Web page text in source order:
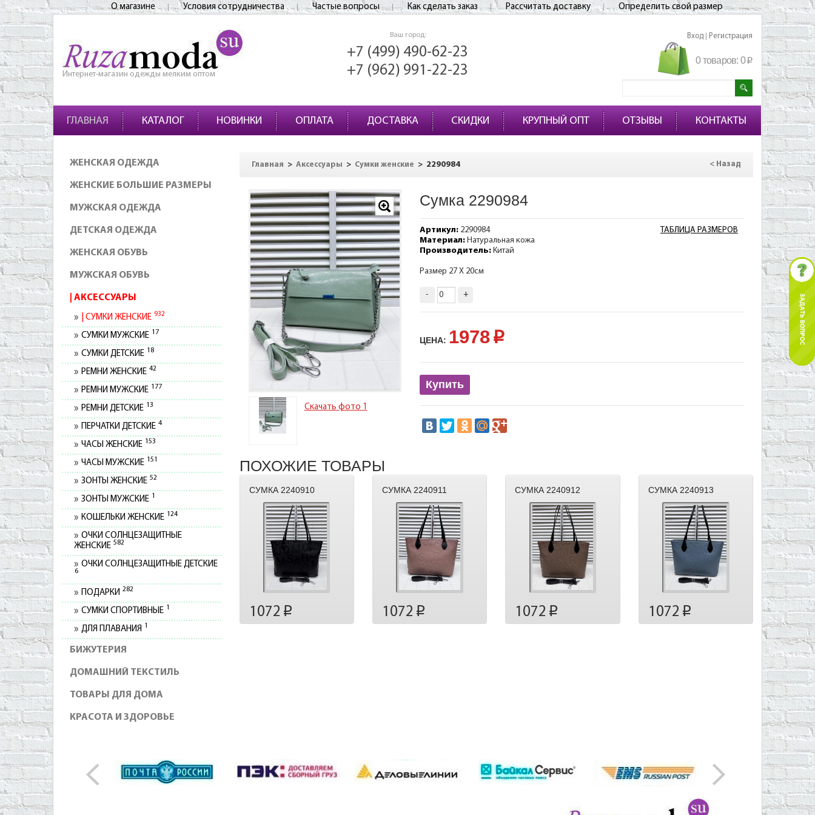
О магазине Условия сотрудничества Частые вопросы Как сделать заказ Рассчитать доставку Определить свой размер
Интернет-магазин одежды мелким оптом
Ваш город:
+7 (499) 490-62-23
+7 (962) 991-22-23
Вход Регистрация
0 товаров: 0p
ГЛАВНАЯ КАТАЛОГ НОВИНКИ ОПЛАТА ДОСТАВКА СКИДКИ КРУПНЫЙ ОПТ ОТЗЫВЫ КОНТАКТЫ
ЖЕНСКАЯ ОДЕЖДА
ЖЕНСКИЕ БОЛЬШИЕ РАЗМЕРЫ
МУЖСКАЯ ОДЕЖДА
ДЕТСКАЯ ОДЕЖДА
ЖЕНСКАЯ ОБУВЬ
МУЖСКАЯ ОБУВЬ
АКСЕССУАРЫ
СУМКИ ЖЕНСКИЕ 932
СУМКИ МУЖСКИЕ 17
СУМКИ ДЕТСКИЕ 18
РЕМНИ ЖЕНСКИЕ 42
РЕМНИ МУЖСКИЕ 177
РЕМНИ ДЕТСКИЕ 13
ПЕРЧАТКИ ДЕТСКИЕ 4
ЧАСЫ ЖЕНСКИЕ 153
ЧАСЫ МУЖСКИЕ 151
ЗОНТЫ ЖЕНСКИЕ 52
ЗОНТЫ МУЖСКИЕ 1
КОШЕЛЬКИ ЖЕНСКИЕ 124
ОЧКИ СОЛНЦЕЗАЩИТНЫЕ
ЖЕНСКИЕ 582
ОЧКИ СОЛНЦЕЗАЩИТНЫЕ ДЕТСКИЕ
6
ПОДАРКИ 282
СУМКИ СПОРТИВНЫЕ 1
ДЛЯ ПЛАВАНИЯ 1
БИЖУТЕРИЯ
ДОМАШНИЙ ТЕКСТИЛЬ
ТОВАРЫ ДЛЯ ДОМА
КРАСОТА И ЗДОРОВЬЕ
Главная > Аксессуары > Сумки женские > 2290984 < Назад
Скачать фото 1
Сумка 2290984
ТАБЛИЦА РАЗМЕРОВ
Артикул:2290984
Материал:Натуральная кожа
Производитель:Китай
Размер 27 Х 20см
- +
ЦЕНА: 1978p
Купить
ПОХОЖИЕ ТОВАРЫ
СУМКА 2240910
1072 p
СУМКА 2240911
1072 p
СУМКА 2240912
1072 p
СУМКА 2240913
1072 p